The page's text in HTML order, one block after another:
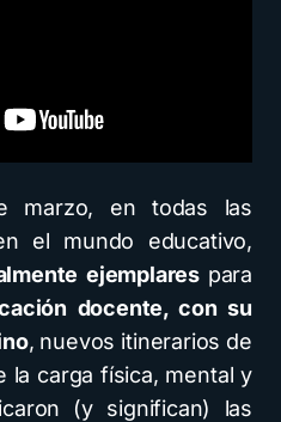
marzo, en todas las
el mundo educativo,
ejemplares para
docente, con su
, nuevos itinerarios de
la carga física, mental y
(y significan) las